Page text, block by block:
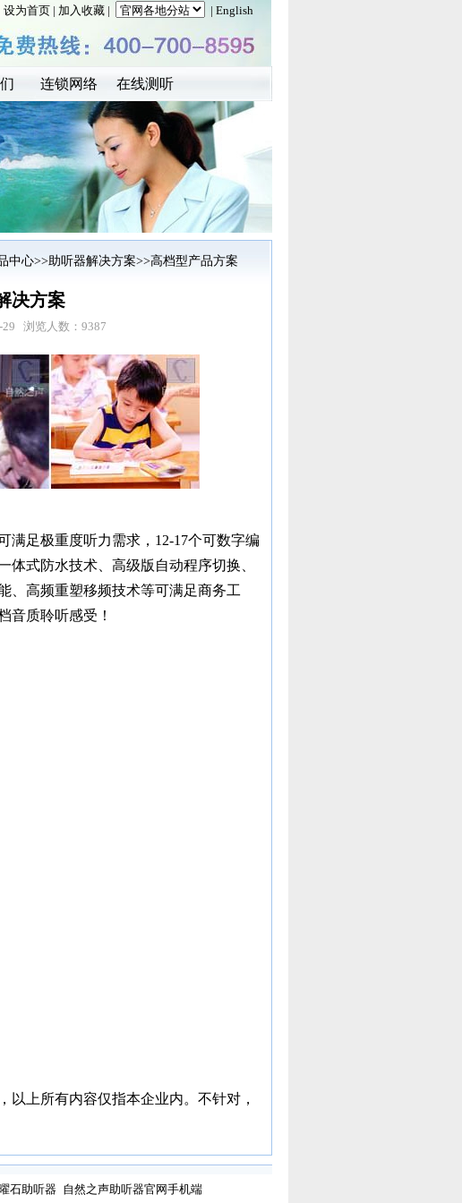
设为首页 | 加入收藏 | | English
连锁网络 在线测听
中心>>助听器解决方案>>高档型产品方案
决方案
浏览人数：9387
满足极重度听力需求，12-17个可数字编
式防水技术、高级版自动程序切换、
、高频重塑移频技术等可满足商务工
音质聆听感受！
上所有内容仅指本企业内。不针对，
石助听器 自然之声助听器官网手机端